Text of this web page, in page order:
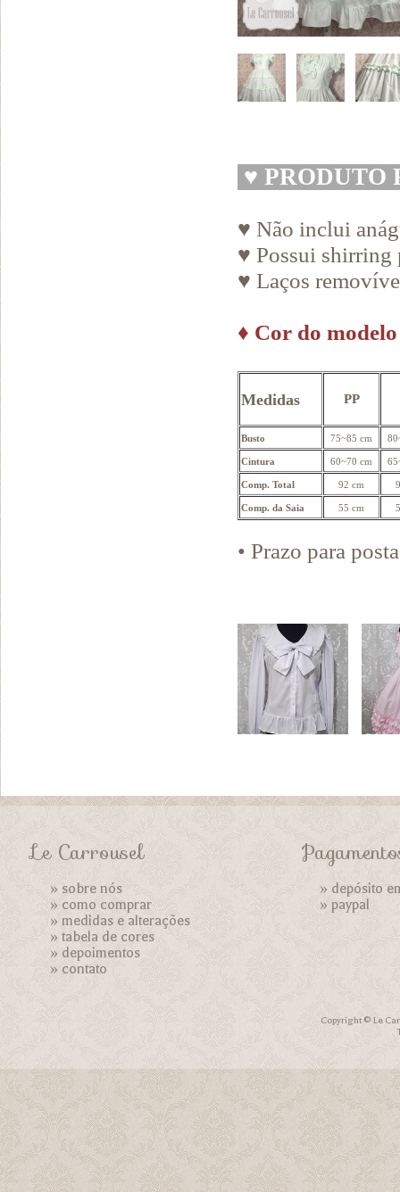
♥ PRODUTO
♥ Não inclui
♥ Possui shirring
♥ Laços
♦ Cor do
Medidas PP
Busto 75~85 cm
Cintura 60~70 cm
Comp. Total 92 cm
Comp. da Saia 55 cm
• Prazo para
Le Carrousel
»sobre nós
»como comprar
»medidas e alterações
»tabela de cores
»depoimentos
»contato
» depósito
»paypal
Copyright © Le